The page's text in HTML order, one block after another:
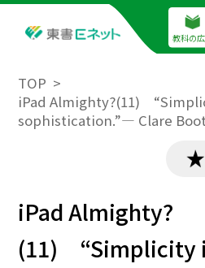
教科の
TOP
iPad Almighty?(11)
sophistication.”― Clare
iPad Almighty?
(11) “Simplicity